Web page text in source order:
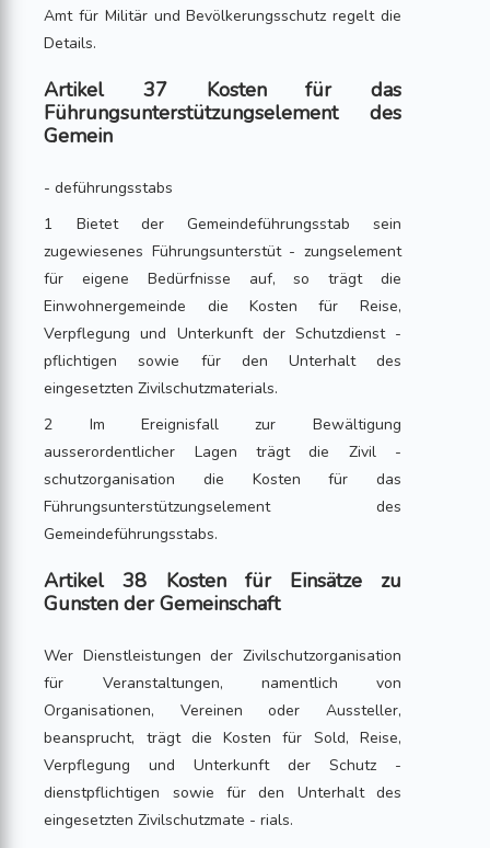
Amt für Militär und Bevölkerungsschutz regelt die
Details.
Artikel 37 Kosten für das
Führungsunterstützungselement des
Gemein
- deführungsstabs
1 Bietet der Gemeindeführungsstab sein
zugewiesenes Führungsunterstüt - zungselement
für eigene Bedürfnisse auf, so trägt die
Einwohnergemeinde die Kosten für Reise,
Verpflegung und Unterkunft der Schutzdienst -
pflichtigen sowie für den Unterhalt des
eingesetzten Zivilschutzmaterials.
2 Im Ereignisfall zur Bewältigung
ausserordentlicher Lagen trägt die Zivil -
schutzorganisation die Kosten für das
Führungsunterstützungselement des
Gemeindeführungsstabs.
Artikel 38 Kosten für Einsätze zu
Gunsten der Gemeinschaft
Wer Dienstleistungen der Zivilschutzorganisation
für Veranstaltungen, namentlich von
Organisationen, Vereinen oder Aussteller,
beansprucht, trägt die Kosten für Sold, Reise,
Verpflegung und Unterkunft der Schutz -
dienstpflichtigen sowie für den Unterhalt des
eingesetzten Zivilschutzmate - rials.